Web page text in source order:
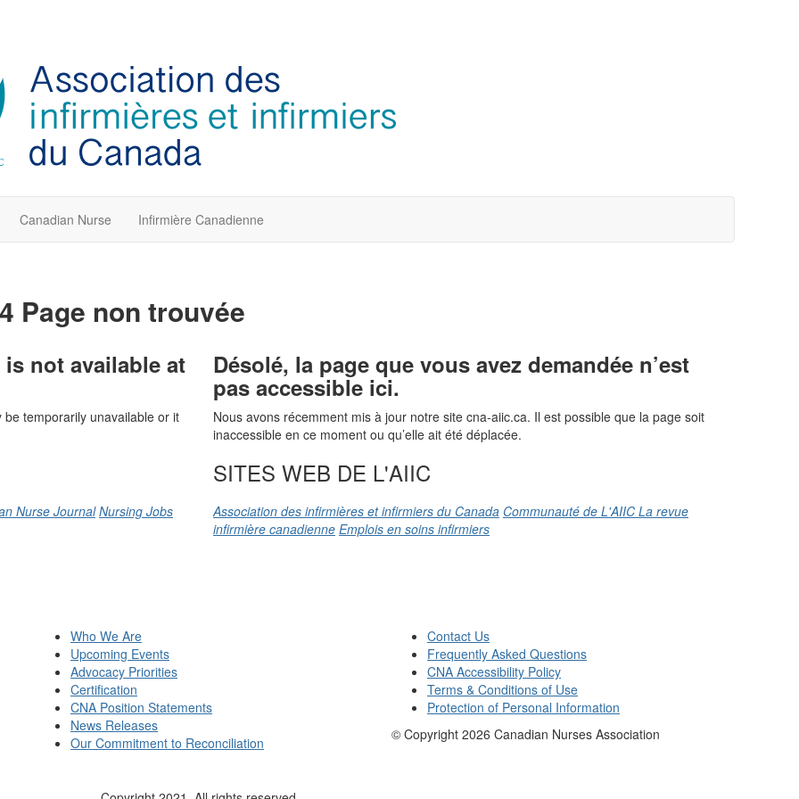
Canadian Nurse Infirmière Canadienne
Page non trouvée
not available at
temporarily unavailable or it
Nurse Journal Nursing Jobs
Désolé, la page que vous avez demandée n’est
pas accessible ici.
Nous avons récemment mis à jour notre site cna-aiic.ca. Il est possible que la page soit
inaccessible en ce moment ou qu’elle ait été déplacée.
SITES WEB DE L'AIIC
Association des infirmières et infirmiers du Canada Communauté de L'AIIC La revue
infirmière canadienne Emplois en soins infirmiers
Who We Are
Upcoming Events
Advocacy Priorities
Certification
CNA Position Statements
News Releases
Our Commitment to Reconciliation
Contact Us
Frequently Asked Questions
CNA Accessibility Policy
Terms & Conditions of Use
Protection of Personal Information
© Copyright 2026 Canadian Nurses Association